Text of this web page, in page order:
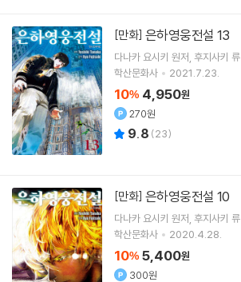
[만화] 은하영웅전설 13
다나카 요시키 원저 후지사키 류
학산문화사
2021.7.23.
10% 4,950원
270원
9.8 (23)
[만화] 은하영웅전설 10
다나카 요시키 원저 후지사키 류
학산문화사
2020.4.28.
10% 5,400원
300원